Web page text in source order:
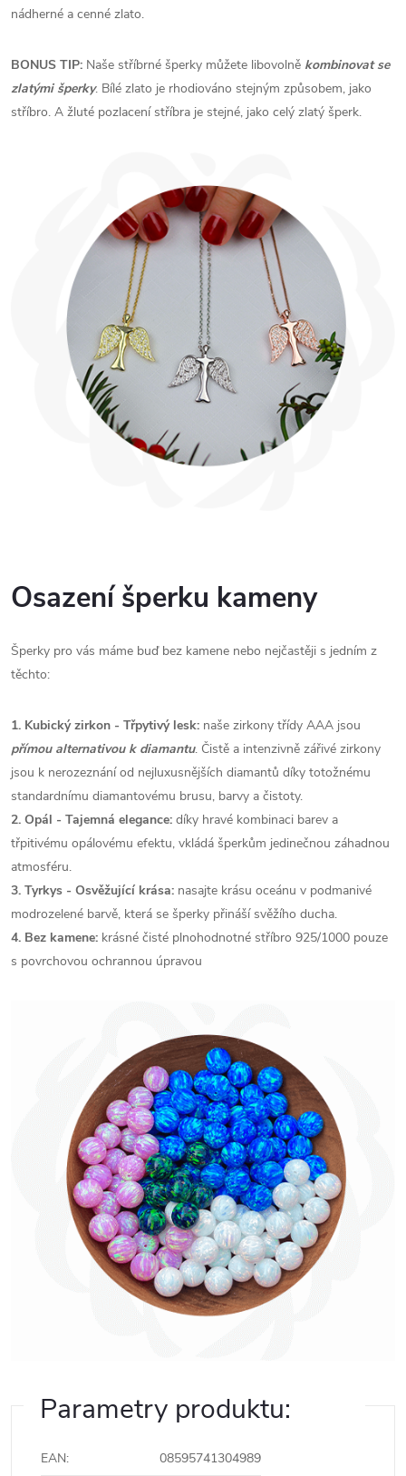
nádherné a cenné zlato.
BONUS TIP: Naše stříbrné šperky můžete libovolně kombinovat se
zlatými šperky. Bílé zlato je rhodiováno stejným způsobem, jako
stříbro. A žluté pozlacení stříbra je stejné, jako celý zlatý šperk.
Osazení šperku kameny
Šperky pro vás máme buď bez kamene nebo nejčastěji s jedním z
těchto:
1. Kubický zirkon - Třpytivý lesk: naše zirkony třídy AAA jsou
přímou alternativou k diamantu. Čistě a intenzivně zářivé zirkony
jsou k nerozeznání od nejluxusnějších diamantů díky totožnému
standardnímu diamantovému brusu, barvy a čistoty.
2. Opál - Tajemná elegance: díky hravé kombinaci barev a
třpitivému opálovému efektu, vkládá šperkům jedinečnou záhadnou
atmosféru.
3. Tyrkys - Osvěžující krása: nasajte krásu oceánu v podmanivé
modrozelené barvě, která se šperky přináší svěžího ducha.
4. Bez kamene: krásné čisté plnohodnotné stříbro 925/1000 pouze
s povrchovou ochrannou úpravou
Parametry produktu:
EAN: 08595741304989